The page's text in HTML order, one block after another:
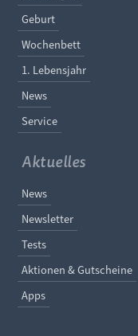
Geburt
Wochenbett
1. Lebensjahr
News
Service
Aktuelles
Navigation
News
Newsletter
Tests
Aktionen & Gutscheine
Apps